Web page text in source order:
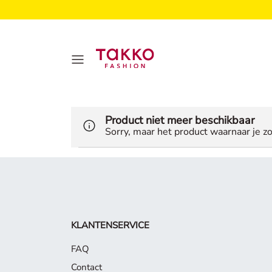
Product niet meer beschikbaar
Sorry, maar het product waarnaar je
KLANTENSERVICE
FAQ
Contact